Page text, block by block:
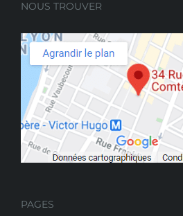
NOUS TROUVER
PAGES